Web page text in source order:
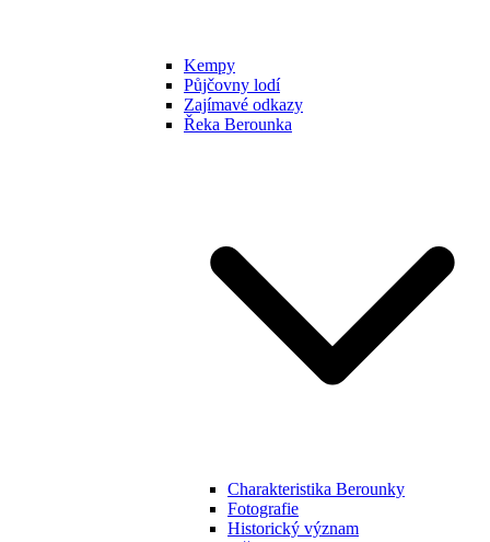
Kempy
Půjčovny lodí
Zajímavé odkazy
Řeka Berounka
Charakteristika Berounky
Fotografie
Historický význam